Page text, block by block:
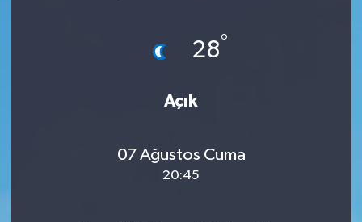
28°
Açık
07 Ağustos Cuma
20:45